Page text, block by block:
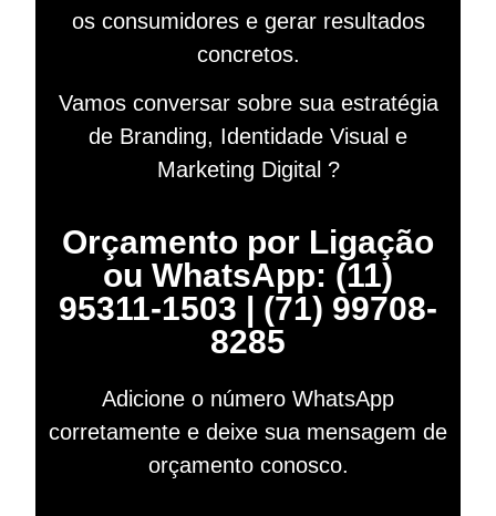
os consumidores e gerar resultados
concretos.
Vamos conversar sobre sua estratégia
de Branding, Identidade Visual e
Marketing Digital ?
Orçamento por Ligação
ou WhatsApp: (11)
95311-1503 | (71) 99708-
8285
Adicione o número WhatsApp
corretamente e deixe sua mensagem de
orçamento conosco.